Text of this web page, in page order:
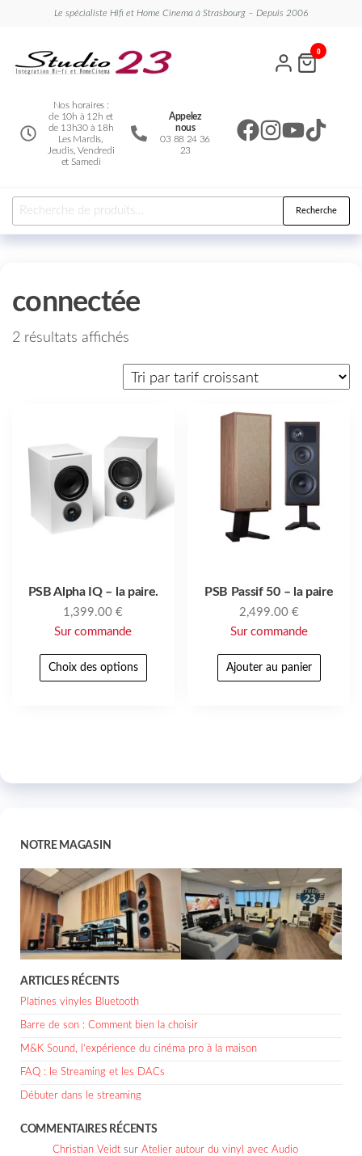
Le spécialiste Hifi et Home Cinema à Strasbourg – Depuis 2006
Nos horaires :
de 10h à 12h et
de 13h30 à 18h
Les Mardis,
Jeudis, Vendredi
et Samedi
Appelez
nous
03 88 24 36
23
0
Recherche
connectée
2 résultats affichés
PSB Alpha IQ – la paire.
1,399.00€
Sur commande
Choix des options
PSB Passif 50 – la paire
2,499.00 €
Sur commande
Ajouter au panier
NOTRE MAGASIN
ARTICLES RÉCENTS
Platines vinyles Bluetooth
Barre de son : Comment bien la choisir
M&K Sound, l’expérience du cinéma pro à la maison
FAQ : le Streaming et les DACs
Débuter dans le streaming
COMMENTAIRES RÉCENTS
Christian Veidt sur Atelier autour du vinyl avec Audio